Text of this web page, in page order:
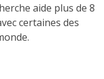
aide plus de 8
certaines des